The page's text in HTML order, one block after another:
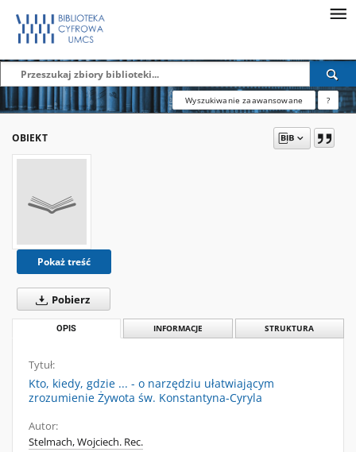
Wyszukiwanie zaawansowane ?
OBIEKT
Pokaż treść
Pobierz
OPIS INFORMACJE STRUKTURA
Tytuł:
Kto, kiedy, gdzie ... - o narzędziu ułatwiającym
zrozumienie Żywota św. Konstantyna-Cyryla
Autor:
Stelmach, Wojciech. Rec.